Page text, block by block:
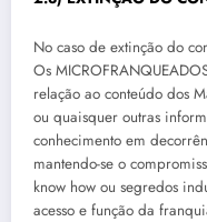
No caso de extinção do
Os
relação ao conteúdo dos
ou quaisquer outras
conhecimento em
mantendo-se o
know how ou segredos
acesso e função da